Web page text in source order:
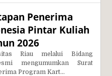
Penerima
Pintar Kuliah
2026
Riau melalui Bidang
mengumumkan Surat
Program Kart...